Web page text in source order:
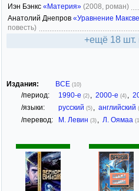
Иэн Бэнкс «Материя» (2008, роман)
Анатолий Днепров «Уравнение
повесть)
+ещё 18 шт.
Издания: ВСЕ (10)
/период: 1990-е (2) , 2000-е (4) ,
/языки: русский (5) , английский
/перевод: М. Левин (3) , Л. Оямаа